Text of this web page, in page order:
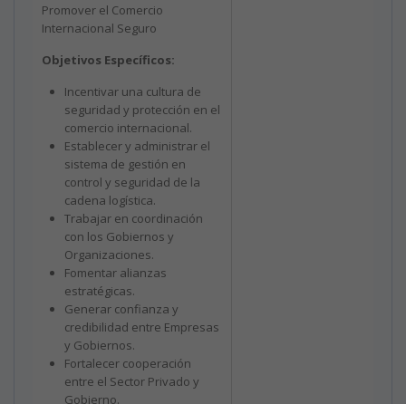
Promover el Comercio
Internacional Seguro
Objetivos Específicos:
Incentivar una cultura de
seguridad y protección en el
comercio internacional.
Establecer y administrar el
sistema de gestión en
control y seguridad de la
cadena logística.
Trabajar en coordinación
con los Gobiernos y
Organizaciones.
Fomentar alianzas
estratégicas.
Generar confianza y
credibilidad entre Empresas
y Gobiernos.
Fortalecer cooperación
entre el Sector Privado y
Gobierno.